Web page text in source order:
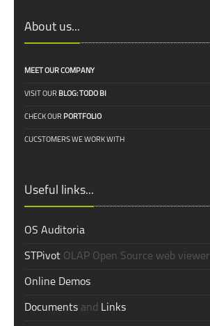
About us...
MEET OUR COMPANY
VISIT OUR BLOG: TODO BI
CHECK OUR PORTFOLIO
CUCSTOMERS WE WORK WITH
Useful links...
OS Auditoria
STPivot OLAP Open Source web viewer
Online Demos
Documents and Links